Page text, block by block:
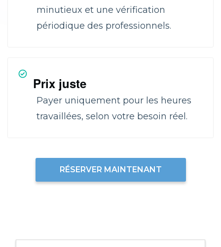
minutieux et une vérification
périodique des professionnels.
Prix juste
Payer uniquement pour les heures
travaillées, selon votre besoin réel.
RÉSERVER MAINTENANT